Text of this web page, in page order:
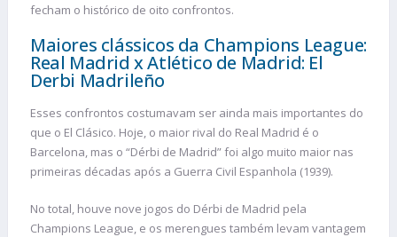
fecham o histórico de oito confrontos.
Maiores clássicos da Champions League:
Real Madrid x Atlético de Madrid: El
Derbi Madrileño
Esses confrontos costumavam ser ainda mais importantes do
que o El Clásico. Hoje, o maior rival do Real Madrid é o
Barcelona, mas o “Dérbi de Madrid” foi algo muito maior nas
primeiras décadas após a Guerra Civil Espanhola (1939).
No total, houve nove jogos do Dérbi de Madrid pela
Champions League, e os merengues também levam vantagem